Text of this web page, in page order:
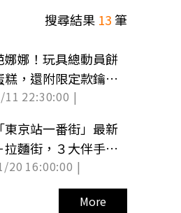
搜尋結果 13筆
娜！玩具總動員餅
，還附限定款鑰匙
22:30:00 |
京站一番街」最新
麵街，３大伴手禮
20 16:00:00 |
More